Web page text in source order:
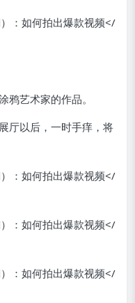
鸦艺术家的作品。
厅以后，一时手痒，将